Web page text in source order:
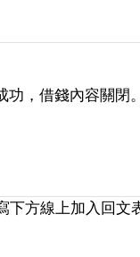
功，借錢內容關閉
下方線上加入回文